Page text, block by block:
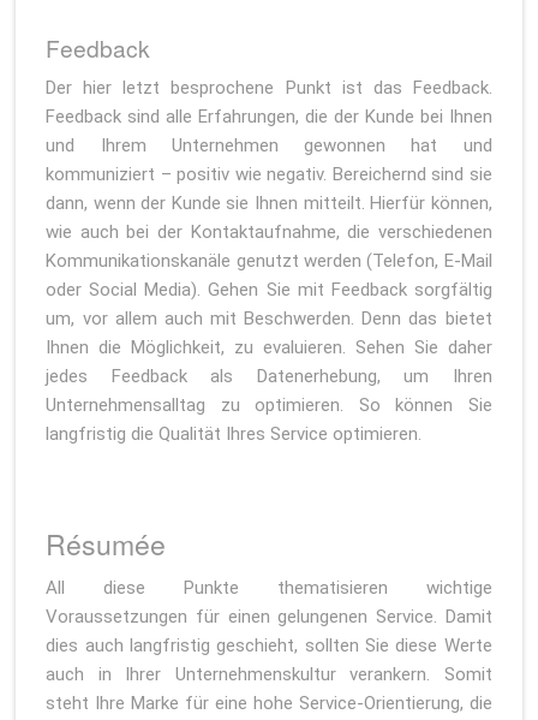
Feedback
Der hier letzt besprochene Punkt ist das Feedback.
Feedback sind alle Erfahrungen, die der Kunde bei Ihnen
und Ihrem Unternehmen gewonnen hat und
kommuniziert – positiv wie negativ. Bereichernd sind sie
dann, wenn der Kunde sie Ihnen mitteilt. Hierfür können,
wie auch bei der Kontaktaufnahme, die verschiedenen
Kommunikationskanäle genutzt werden (Telefon, E-Mail
oder Social Media). Gehen Sie mit Feedback sorgfältig
um, vor allem auch mit Beschwerden. Denn das bietet
Ihnen die Möglichkeit, zu evaluieren. Sehen Sie daher
jedes Feedback als Datenerhebung, um Ihren
Unternehmensalltag zu optimieren. So können Sie
langfristig die Qualität Ihres Service optimieren.
Résumée
All diese Punkte thematisieren wichtige
Voraussetzungen für einen gelungenen Service. Damit
dies auch langfristig geschieht, sollten Sie diese Werte
auch in Ihrer Unternehmenskultur verankern. Somit
steht Ihre Marke für eine hohe Service-Orientierung, die